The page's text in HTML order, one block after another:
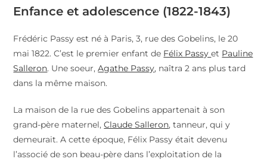
Enfance et adolescence (1822-1843)
Frédéric Passy est né à Paris, 3, rue des Gobelins, le 20
mai 1822. C’est le premier enfant de Félix Passyet Pauline
Salleron. Une soeur,Agathe Passy, naîtra 2 ans plus tard
dans la même maison.
La maison de la rue des Gobelins appartenait à son
grand-père maternel,Claude Salleron, tanneur, qui y
demeurait. A cette époque, Félix Passy était devenu
l’associé de son beau-père dans l’exploitation de la